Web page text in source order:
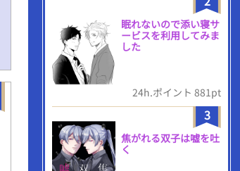
眠れないので添い寝サ
ービスを利用してみま
した
24h.ポイント 881pt
3
焦がれる双子は嘘を吐
く